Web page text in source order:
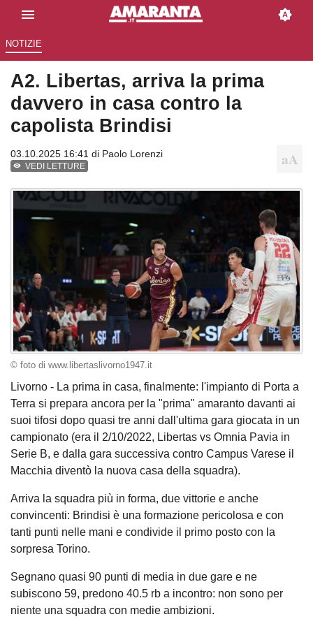
NOTIZIE
A2. Libertas, arriva la prima
davvero in casa contro la
capolista Brindisi
03.10.2025 16:41 di Paolo Lorenzi
VEDI LETTURE
© foto di www.libertaslivorno1947.it
Livorno - La prima in casa, finalmente: l'impianto di Porta a
Terra si prepara ancora per la "prima" amaranto davanti ai
suoi tifosi dopo quasi tre anni dall'ultima gara giocata in un
campionato (era il 2/10/2022, Libertas vs Omnia Pavia in
Serie B, e dalla gara successiva contro Campus Varese il
Macchia diventò la nuova casa della squadra).
Arriva la squadra più in forma, due vittorie e anche
convincenti: Brindisi è una formazione pericolosa e con
tanti punti nelle mani e condivide il primo posto con la
sorpresa Torino.
Segnano quasi 90 punti di media in due gare e ne
subiscono 59, predono 40.5 rb a incontro: non sono per
niente una squadra con medie ambizioni.